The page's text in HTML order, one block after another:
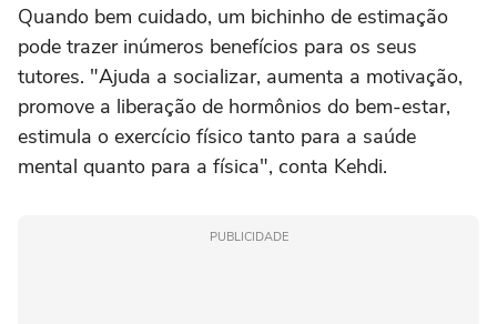
Quando bem cuidado, um bichinho de estimação
pode trazer inúmeros benefícios para os seus
tutores. "Ajuda a socializar, aumenta a motivação,
promove a liberação de hormônios do bem-estar,
estimula o exercício físico tanto para a saúde
mental quanto para a física", conta Kehdi.
PUBLICIDADE